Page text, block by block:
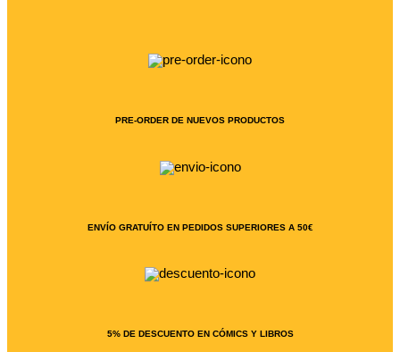
PRE-ORDER DE NUEVOS PRODUCTOS
ENVÍO GRATUÍTO EN PEDIDOS SUPERIORES A 50€
5% DE DESCUENTO EN CÓMICS Y LIBROS